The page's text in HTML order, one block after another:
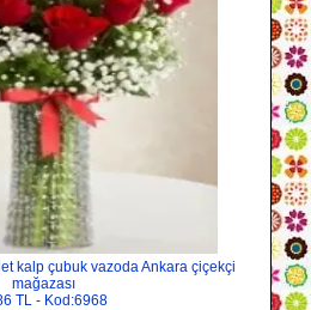
kalp çubuk vazoda Ankara çiçekçi
mağazası
TL - Kod:6968